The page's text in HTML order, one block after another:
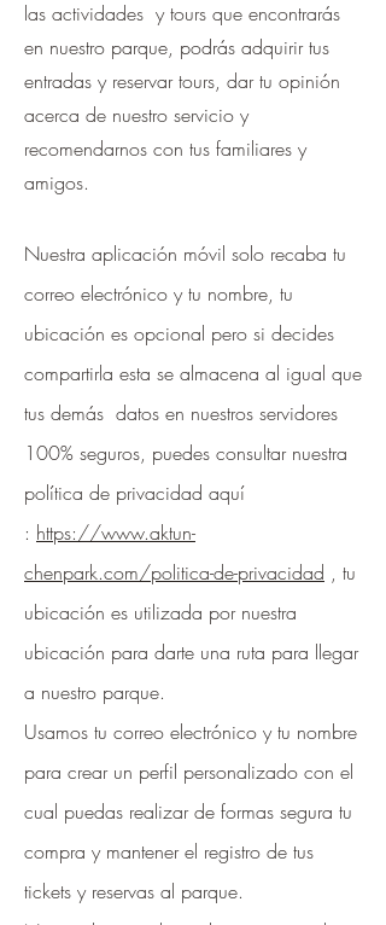
las actividades y tours que encontrarás
en nuestro parque, podrás adquirir tus
entradas y reservar tours, dar tu opinión
acerca de nuestro servicio y
recomendarnos con tus familiares y
amigos.
Nuestra aplicación móvil solo recaba tu
correo electrónico y tu nombre, tu
ubicación es opcional pero si decides
compartirla esta se almacena al igual que
tus demás datos en nuestros servidores
100% seguros, puedes consultar nuestra
política de privacidad aquí
: https://www.aktun-
chenpark.com/politica-de-privacidad , tu
ubicación es utilizada por nuestra
ubicación para darte una ruta para llegar
a nuestro parque.
Usamos tu correo electrónico y tu nombre
para crear un perfil personalizado con el
cual puedas realizar de formas segura tu
compra y mantener el registro de tus
tickets y reservas al parque.